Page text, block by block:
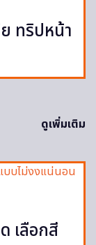
ทริปหน้า
ดูเพิ่มเติม
เลือกสี